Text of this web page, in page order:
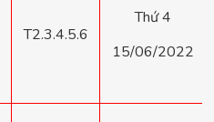
T2.3.4.5.6
Thứ 4
15/06/2022